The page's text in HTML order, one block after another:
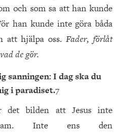
och som sa att han kunde
han kunde inte göra båda
att hjälpa oss.Fader, förlåt
de gör.
sanningen: I dag ska du
i paradiset.7
det bilden att Jesus inte
Inte ens den